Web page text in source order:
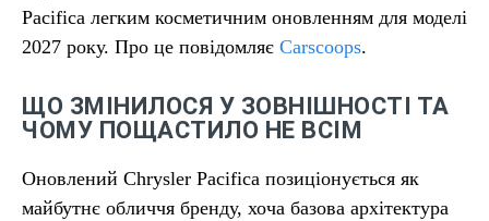
Pacifica легким косметичним оновленням для моделі
2027 року. Про це повідомляє Carscoops.
ЩО ЗМІНИЛОСЯ У ЗОВНІШНОСТІ ТА
ЧОМУ ПОЩАСТИЛО НЕ ВСІМ
Оновлений Chrysler Pacifica позиціонується як
майбутнє обличчя бренду, хоча базова архітектура